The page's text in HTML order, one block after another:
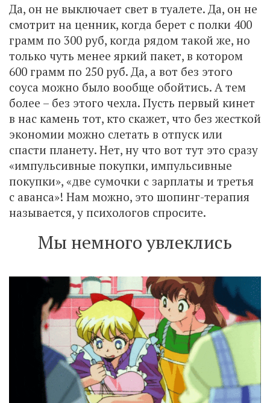
Да, он не выключает свет в туалете. Да, он не
смотрит на ценник, когда берет с полки 400
грамм по 300 руб, когда рядом такой же, но
только чуть менее яркий пакет, в котором
600 грамм по 250 руб. Да, а вот без этого
соуса можно было вообще обойтись. А тем
более – без этого чехла. Пусть первый кинет
в нас камень тот, кто скажет, что без жесткой
экономии можно слетать в отпуск или
спасти планету. Нет, ну что вот тут это сразу
«импульсивные покупки, импульсивные
покупки», «две сумочки с зарплаты и третья
с аванса»! Нам можно, это шопинг-терапия
называется, у психологов спросите.
Мы немного увлеклись